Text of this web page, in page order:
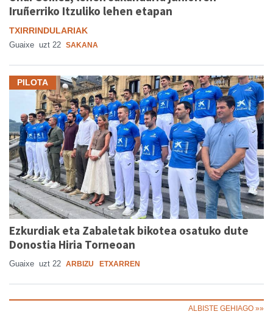
Iruñerriko Itzuliko lehen etapan
TXIRRINDULARIAK
Guaixe uzt 22 SAKANA
PILOTA
Ezkurdiak eta Zabaletak bikotea osatuko dute
Donostia Hiria Torneoan
Guaixe uzt 22 ARBIZU ETXARREN
ALBISTE GEHIAGO »»